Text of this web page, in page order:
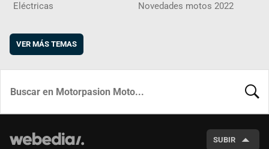
Eléctricas Novedades motos 2022
VER MÁS TEMAS
SUBIR